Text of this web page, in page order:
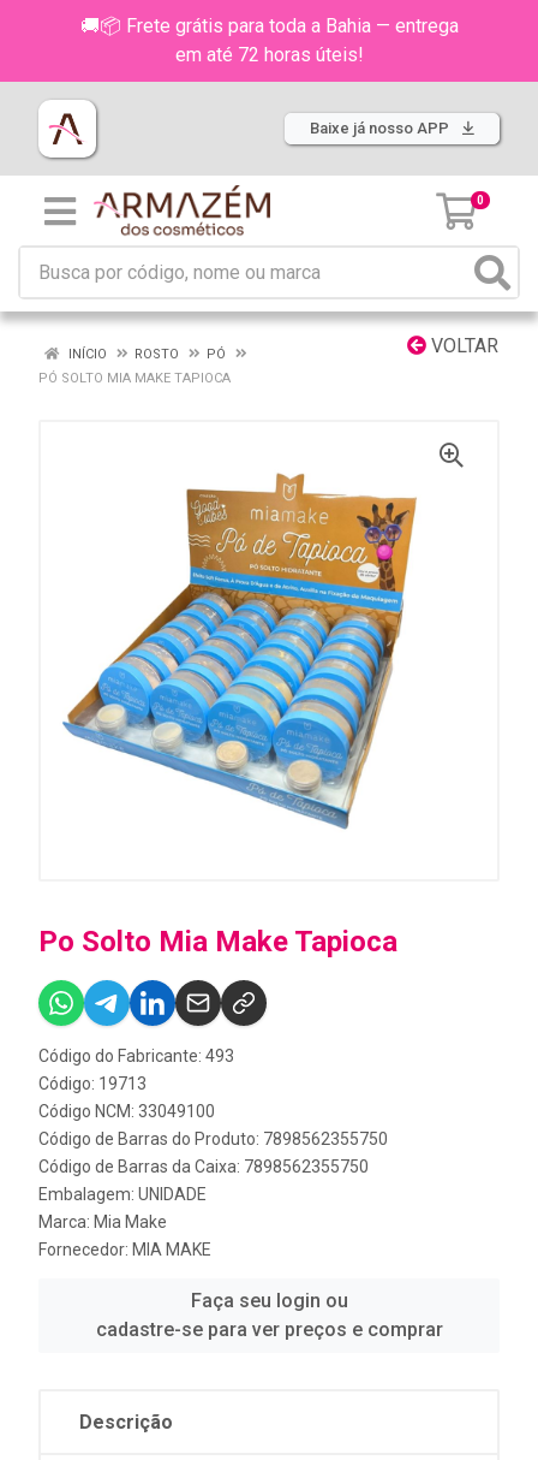
🚚📦 Frete grátis para toda a Bahia — entrega
em até 72 horas úteis!
Baixe já nosso APP
0
VOLTAR
INÍCIO ROSTO
PÓ
PÓ SOLTO MIA MAKE TAPIOCA
Po Solto Mia Make Tapioca
Código do Fabricante: 493
Código: 19713
Código NCM: 33049100
Código de Barras do Produto: 7898562355750
Código de Barras da Caixa: 7898562355750
Embalagem: UNIDADE
Marca: Mia Make
Fornecedor: MIA MAKE
Faça seu login ou
cadastre-se para ver preços e comprar
Descrição